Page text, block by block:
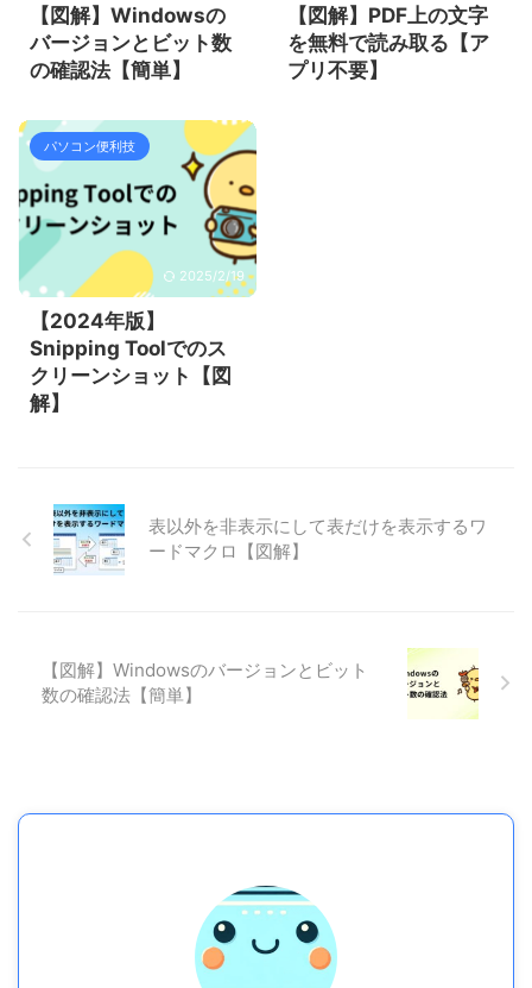
【図解】Windowsの
バージョンとビット数
の確認法【簡単】
【図解】PDF上の文字
を無料で読み取る【ア
プリ不要】
パソコン便利技
2025/2/19
【2024年版】
Snipping Toolでのス
クリーンショット【図
解】
表以外を非表示にして表だけを表示するワ
ードマクロ【図解】
【図解】Windowsのバージョンとビット
数の確認法【簡単】